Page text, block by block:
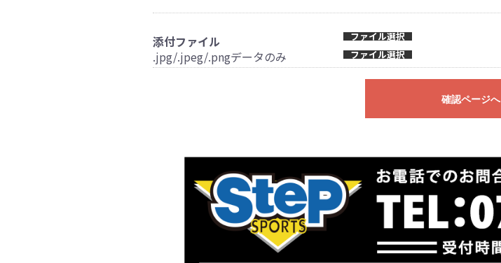
添付ファイル
.jpg/.jpeg/.pngデータのみ
ファイル選択
ファイル選択
確認ページへ